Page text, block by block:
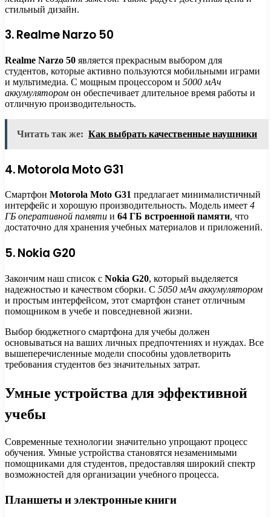
стильный дизайн.
3. Realme Narzo 50
Realme Narzo 50 является прекрасным выбором для
студентов, которые активно пользуются мобильными играми
и мультимедиа. С мощным процессором и 5000 мАч
аккумулятором он обеспечивает длительное время работы и
отличную производительность.
Читать так же: Как выбрать качественные наушники
4. Motorola Moto G31
Смартфон Motorola Moto G31 предлагает минималистичный
интерфейс и хорошую производительность. Модель имеет 4
ГБ оперативной памяти и 64 ГБ встроенной памяти, что
достаточно для хранения учебных материалов и приложений.
5. Nokia G20
Закончим наш список с Nokia G20, который выделяется
надежностью и качеством сборки. С 5050 мАч аккумулятором
и простым интерфейсом, этот смартфон станет отличным
помощником в учебе и повседневной жизни.
Выбор бюджетного смартфона для учебы должен
основываться на ваших личных предпочтениях и нуждах. Все
вышеперечисленные модели способны удовлетворить
требования студентов без значительных затрат.
Умные устройства для эффективной
учебы
Современные технологии значительно упрощают процесс
обучения. Умные устройства становятся незаменимыми
помощниками для студентов, предоставляя широкий спектр
возможностей для организации учебного процесса.
Планшеты и электронные книги